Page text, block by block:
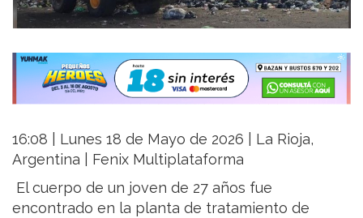
16:08 | Lunes 18 de Mayo de 2026 | La Rioja,
Argentina | Fenix Multiplataforma
El cuerpo de un joven de 27 años fue
encontrado en la planta de tratamiento de